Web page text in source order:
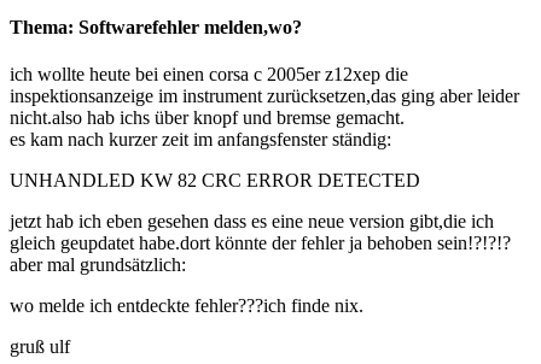
Thema: Softwarefehler melden,wo?
ich wollte heute bei einen corsa c 2005er z12xep die
inspektionsanzeige im instrument zurücksetzen,das ging aber leider
nicht.also hab ichs über knopf und bremse gemacht.
es kam nach kurzer zeit im anfangsfenster ständig:
UNHANDLED KW 82 CRC ERROR DETECTED
jetzt hab ich eben gesehen dass es eine neue version gibt,die ich
gleich geupdatet habe.dort könnte der fehler ja behoben sein!?!?!?
aber mal grundsätzlich:
wo melde ich entdeckte fehler???ich finde nix.
gruß ulf